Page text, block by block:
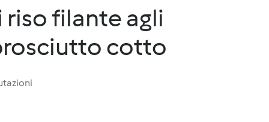
filante agli
cotto